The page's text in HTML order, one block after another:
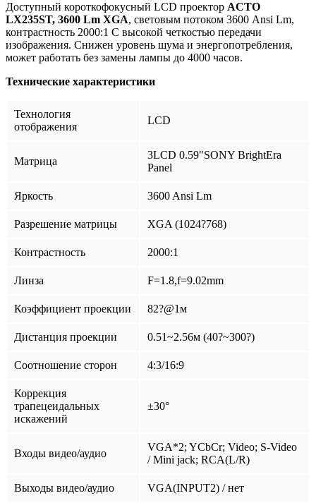
Доступный короткофокусный LCD проектор ACTO
LX235ST, 3600 Lm XGA, световым потоком 3600 Ansi Lm,
контрастность 2000:1 С высокой четкостью передачи
изображения. Снижен уровень шума и энергопотребления,
может работать без замены лампы до 4000 часов.
Технические характеристики
Технология
отображения
LCD
Матрица
3LCD 0.59"SONY BrightEra
Panel
Яркость 3600 Ansi Lm
Разрешение матрицы XGA (1024?768)
Контрастность 2000:1
Линза F=1.8,f=9.02mm
Коэффициент проекции 82?@1м
Дистанция проекции 0.51~2.56м (40?~300?)
Соотношение сторон 4:3/16:9
Коррекция
трапецеидальных
искажений
±30°
Входы видео/аудио
VGA*2; YCbCr; Video; S-Video
/ Mini jack; RCA(L/R)
Выходы видео/аудио VGA(INPUT2) / нет